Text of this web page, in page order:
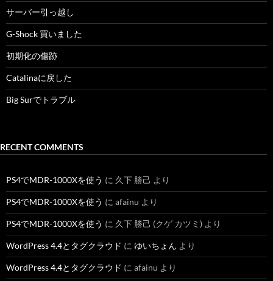
サーバー引っ越し
G-Shock 買いました
初期化の傷跡
Catalinaに戻した
Big Surでトラブル
RECENT COMMENTS
PS4でMDR-1000Xを使う に 久下 勝己 より
PS4でMDR-1000Xを使う に afainu より
PS4でMDR-1000Xを使う に 久下 勝己 (クゲ カツミ) より
WordPress 4.4とタグクラウド に ゆいちょん より
WordPress 4.4とタグクラウド に afainu より